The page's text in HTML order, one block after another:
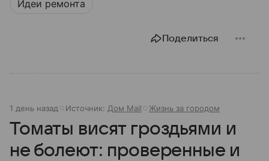
Идеи ремонта
Поделиться
1 день назад Источник: Дом Mail Жизнь за городом
Томаты висят гроздьями и
не болеют: проверенные и